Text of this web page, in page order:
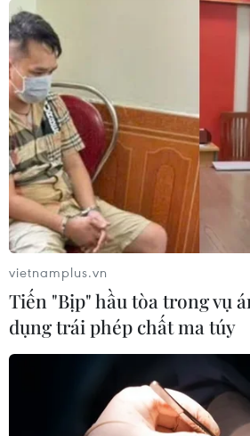
mới COVID-19, trong đó có 287 ca
mức cao nhất trong gần 2 tháng qua.
Dịch bệnh COVID-19 tiếp
Trung Quốc, Hàn Quốc và
vietnamplus.vn
Tiến "Bịp" hầu tòa trong vụ
dụng trái phép chất ma túy